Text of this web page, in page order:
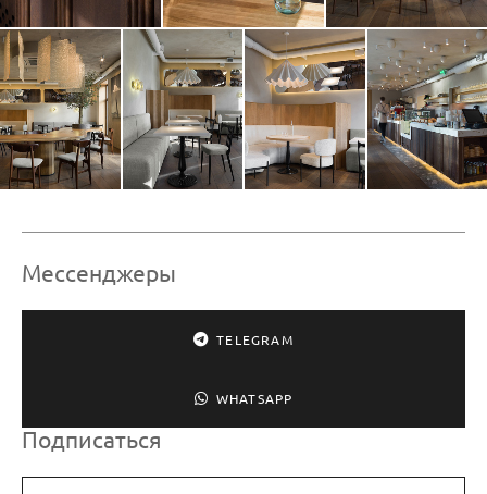
Мессенджеры
TELEGRAM
WHATSAPP
Подписаться